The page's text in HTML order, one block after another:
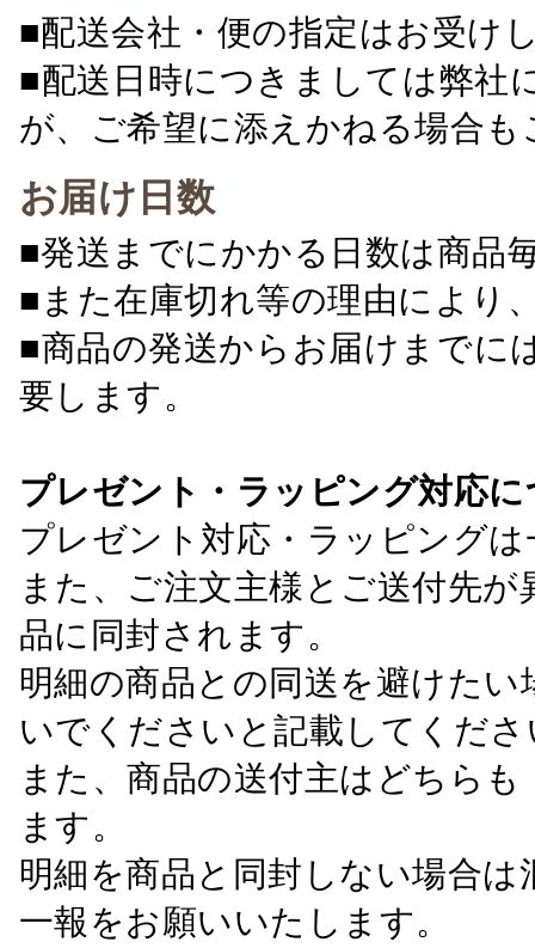
■配送会社・便の指定はお受け
■配送日時につきましては弊社
が、ご希望に添えかねる場合
お届け日数
■発送までにかかる日数は商品
■また在庫切れ等の理由により
■商品の発送からお届けまでに
要します。
プレゼント・ラッピング対応
プレゼント対応・ラッピング
また、ご注文主様とご送付先
品に同封されます。
明細の商品との同送を避けた
いでくださいと記載してくださ
また、商品の送付主はどちら
ます。
明細を商品と同封しない場合
一報をお願いいたします。